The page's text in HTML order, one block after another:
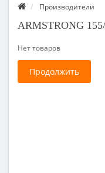
Производители
ARMSTRONG
Нет товаров
Продолжить